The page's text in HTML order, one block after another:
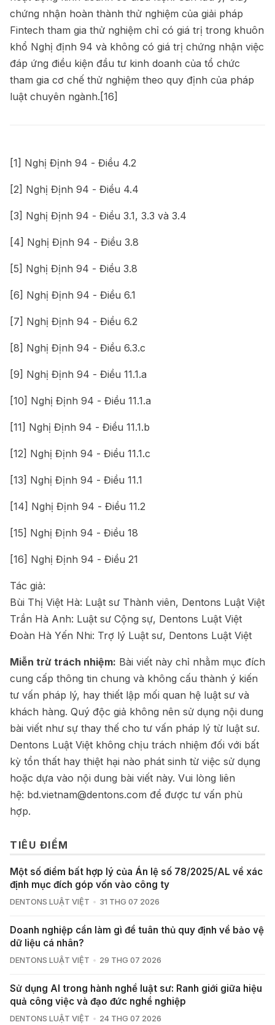
chứng nhận hoàn thành thử nghiệm của giải pháp
Fintech tham gia thử nghiệm chỉ có giá trị trong khuôn
khổ Nghị định 94 và không có giá trị chứng nhận việc
đáp ứng điều kiện đầu tư kinh doanh của tổ chức
tham gia cơ chế thử nghiệm theo quy định của pháp
luật chuyên ngành. [16]
[1] Nghị Định 94 - Điều 4.2
[2] Nghị Định 94 - Điều 4.4
[3] Nghị Định 94 - Điều 3.1, 3.3 và 3.4
[4] Nghị Định 94 - Điều 3.8
[5] Nghị Định 94 - Điều 3.8
[6] Nghị Định 94 - Điều 6.1
[7] Nghị Định 94 - Điều 6.2
[8] Nghị Định 94 - Điều 6.3.c
[9] Nghị Định 94 - Điều 11.1.a
[10] Nghị Định 94 - Điều 11.1.a
[11] Nghị Định 94 - Điều 11.1.b
[12] Nghị Định 94 - Điều 11.1.c
[13] Nghị Định 94 - Điều 11.1
[14] Nghị Định 94 - Điều 11.2
[15] Nghị Định 94 - Điều 18
[16] Nghị Định 94 - Điều 21
Tác giả:
Bùi Thị Việt Hà: Luật sư Thành viên, Dentons Luật Việt
Trần Hà Anh: Luật sư Cộng sự, Dentons Luật Việt
Đoàn Hà Yến Nhi: Trợ lý Luật sư, Dentons Luật Việt
Miễn trừ trách nhiệm: Bài viết này chỉ nhằm mục đích
cung cấp thông tin chung và không cấu thành ý kiến
tư vấn pháp lý, hay thiết lập mối quan hệ luật sư và
khách hàng. Quý độc giả không nên sử dụng nội dung
bài viết như sự thay thế cho tư vấn pháp lý từ luật sư.
Dentons Luật Việt không chịu trách nhiệm đối với bất
kỳ tổn thất hay thiệt hại nào phát sinh từ việc sử dụng
hoặc dựa vào nội dung bài viết này. Vui lòng liên
hệ: bd.vietnam@dentons.com để được tư vấn phù
hợp.
TIÊU ĐIỂM
Một số điểm bất hợp lý của Án lệ số 78/2025/AL về xác
định mục đích góp vốn vào công ty
DENTONS LUẬT VIỆT 31 THG 07 2026
Doanh nghiệp cần làm gì để tuân thủ quy định về bảo vệ
dữ liệu cá nhân?
DENTONS LUẬT VIỆT 29 THG 07 2026
Sử dụng AI trong hành nghề luật sư: Ranh giới giữa hiệu
quả công việc và đạo đức nghề nghiệp
DENTONS LUẬT VIỆT 24 THG 07 2026